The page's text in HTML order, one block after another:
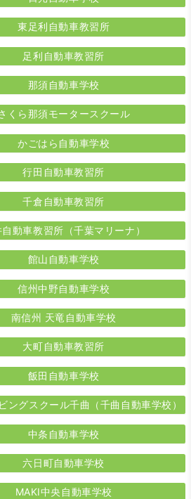
東足利自動車教習所
足利自動車教習所
那須自動車学校
くら那須モータースクール
かごはら自動車学校
行田自動車教習所
千倉自動車教習所
動車教習所（千葉マリーナ）
館山自動車学校
信州中野自動車学校
南信州 天竜自動車学校
大町自動車教習所
飯田自動車学校
ングスクール千曲（千曲自動車学校）
中条自動車学校
六日町自動車学校
MAKI中央自動車学校